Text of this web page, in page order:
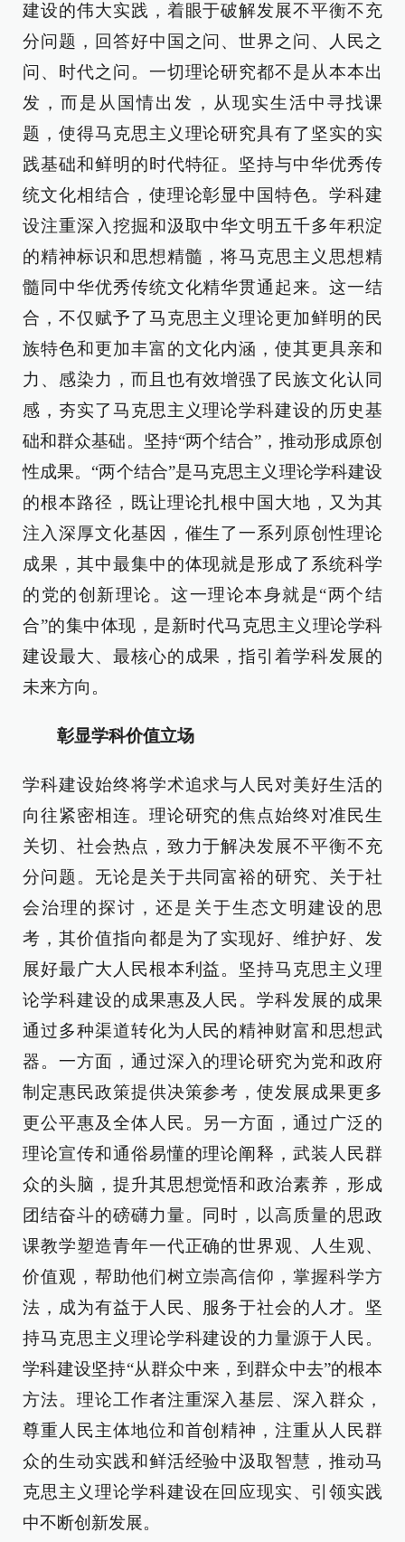
建设的伟大实践，着眼于破解发展不平衡不充
分问题，回答好中国之问、世界之问、人民之
问、时代之问。一切理论研究都不是从本本出
发，而是从国情出发，从现实生活中寻找课
题，使得马克思主义理论研究具有了坚实的实
践基础和鲜明的时代特征。坚持与中华优秀传
统文化相结合，使理论彰显中国特色。学科建
设注重深入挖掘和汲取中华文明五千多年积淀
的精神标识和思想精髓，将马克思主义思想精
髓同中华优秀传统文化精华贯通起来。这一结
合，不仅赋予了马克思主义理论更加鲜明的民
族特色和更加丰富的文化内涵，使其更具亲和
力、感染力，而且也有效增强了民族文化认同
感，夯实了马克思主义理论学科建设的历史基
础和群众基础。坚持“两个结合”，推动形成原创
性成果。“两个结合”是马克思主义理论学科建设
的根本路径，既让理论扎根中国大地，又为其
注入深厚文化基因，催生了一系列原创性理论
成果，其中最集中的体现就是形成了系统科学
的党的创新理论。这一理论本身就是“两个结
合”的集中体现，是新时代马克思主义理论学科
建设最大、最核心的成果，指引着学科发展的
未来方向。
彰显学科价值立场
学科建设始终将学术追求与人民对美好生活的
向往紧密相连。理论研究的焦点始终对准民生
关切、社会热点，致力于解决发展不平衡不充
分问题。无论是关于共同富裕的研究、关于社
会治理的探讨，还是关于生态文明建设的思
考，其价值指向都是为了实现好、维护好、发
展好最广大人民根本利益。坚持马克思主义理
论学科建设的成果惠及人民。学科发展的成果
通过多种渠道转化为人民的精神财富和思想武
器。一方面，通过深入的理论研究为党和政府
制定惠民政策提供决策参考，使发展成果更多
更公平惠及全体人民。另一方面，通过广泛的
理论宣传和通俗易懂的理论阐释，武装人民群
众的头脑，提升其思想觉悟和政治素养，形成
团结奋斗的磅礴力量。同时，以高质量的思政
课教学塑造青年一代正确的世界观、人生观、
价值观，帮助他们树立崇高信仰，掌握科学方
法，成为有益于人民、服务于社会的人才。坚
持马克思主义理论学科建设的力量源于人民。
学科建设坚持“从群众中来，到群众中去”的根本
方法。理论工作者注重深入基层、深入群众，
尊重人民主体地位和首创精神，注重从人民群
众的生动实践和鲜活经验中汲取智慧，推动马
克思主义理论学科建设在回应现实、引领实践
中不断创新发展。